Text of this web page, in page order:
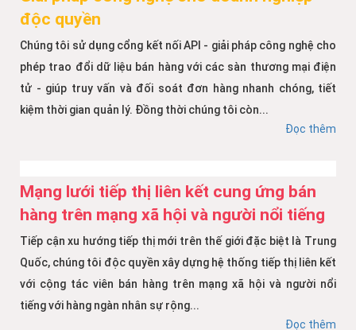
độc quyền
Chúng tôi sử dụng cổng kết nối API - giải pháp công nghệ cho
phép trao đổi dữ liệu bán hàng với các sàn thương mại điện
tử - giúp truy vấn và đối soát đơn hàng nhanh chóng, tiết
kiệm thời gian quản lý. Đồng thời chúng tôi còn...
Đọc thêm
Mạng lưới tiếp thị liên kết cung ứng bán
hàng trên mạng xã hội và người nổi tiếng
Tiếp cận xu hướng tiếp thị mới trên thế giới đặc biệt là Trung
Quốc, chúng tôi độc quyền xây dựng hệ thống tiếp thị liên kết
với cộng tác viên bán hàng trên mạng xã hội và người nổi
tiếng với hàng ngàn nhân sự rộng...
Đọc thêm